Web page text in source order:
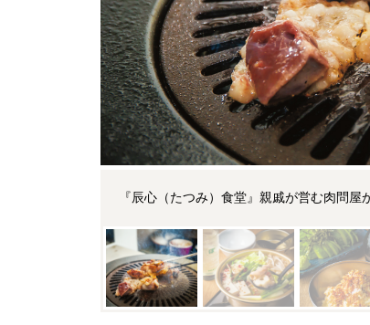
『辰心（たつみ）食堂』親戚が営む肉問